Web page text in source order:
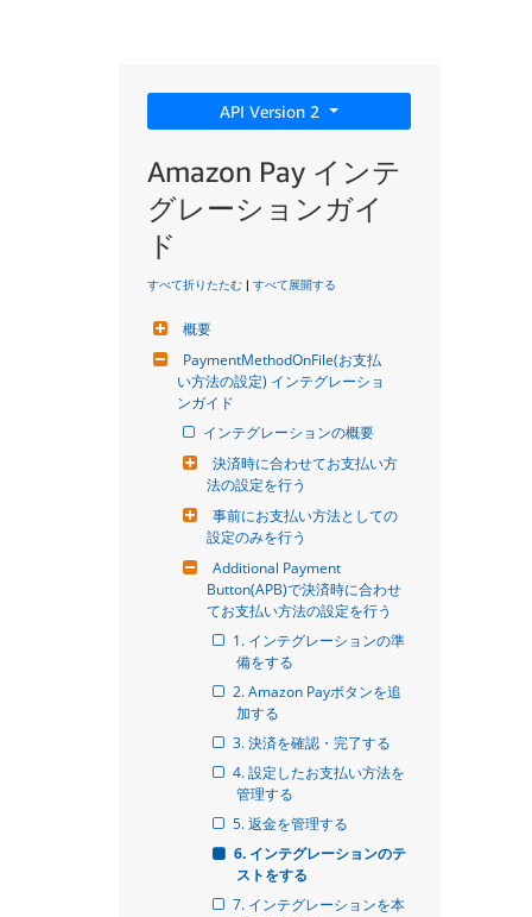
API Version 2
Amazon Pay インテ
グレーションガイ
ド
すべて折りたたむ | すべて展開する
概要
PaymentMethodOnFile(お支払
い方法の設定) インテグレーショ
ンガイド
インテグレーションの概要
決済時に合わせてお支払い方
法の設定を行う
事前にお支払い方法としての
設定のみを行う
Additional Payment
Button(APB)で決済時に合わせ
てお支払い方法の設定を行う
1. インテグレーションの準
備をする
2. Amazon Payボタンを追
加する
3. 決済を確認・完了する
4. 設定したお支払い方法を
管理する
5. 返金を管理する
6. インテグレーションのテ
ストをする
7. インテグレーションを本